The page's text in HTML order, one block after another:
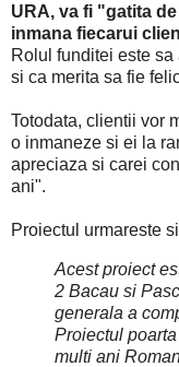
URA, va fi "gatita
inmana fiecarui
Rolul funditei este
si ca merita sa fie
Totodata, clientii vor
o inmaneze si ei la
apreciaza si carei
ani".
Proiectul urmareste
Acest proiect
2 Bacau si
generala a
Proiectul
multi ani